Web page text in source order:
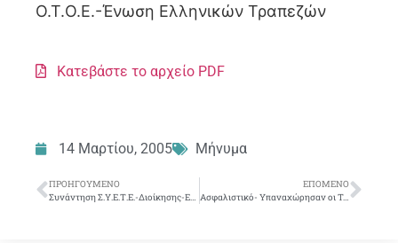
Ο.Τ.Ο.Ε.-Ένωση Ελληνικών Τραπεζών
Κατεβάστε το αρχείο PDF
14 Μαρτίου, 2005 Μήνυμα
ΠΡΟΗΓΟΎΜΕΝΟ
Συνάντηση Σ.Υ.Ε.Τ.Ε.-Διοίκησης-Επιχειρησιακό Σχέδιο 2005-2007
ΕΠΌΜΕΝΟ
Ασφαλιστικό- Υπαναχώρησαν οι Τραπεζίτες